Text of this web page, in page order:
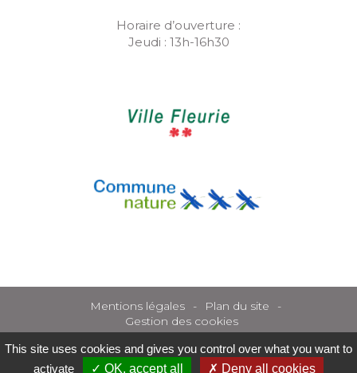
Horaire d’ouverture :
Jeudi : 13h-16h30
Mentions légales
Plan du site
Gestion des cookies
This site uses cookies and gives you control over what you want to
activate
OK, accept all Deny all cookies